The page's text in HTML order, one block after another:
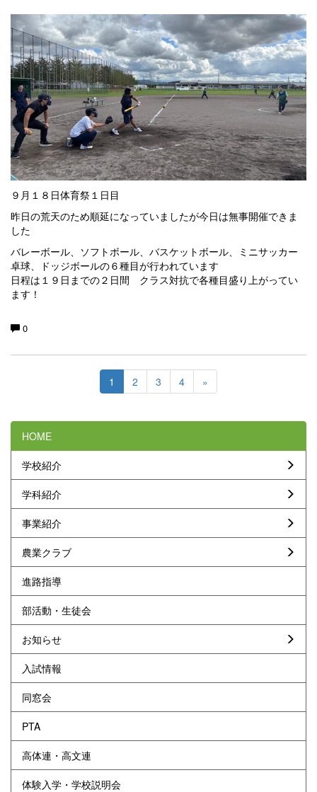
９月１８日体育祭１日目
昨日の荒天のため順延になっていましたが今日は無事開催できま
した
バレーボール、ソフトボール、バスケットボール、ミニサッカー
卓球、ドッジボールの６種目が行われています
日程は１９日までの２日間 クラス対抗で各種目盛り上がってい
ます！
0
1 2 3 4 »
HOME
学校紹介
学科紹介
事業紹介
農業クラブ
進路指導
部活動・生徒会
お知らせ
入試情報
同窓会
PTA
高体連・高文連
体験入学・学校説明会